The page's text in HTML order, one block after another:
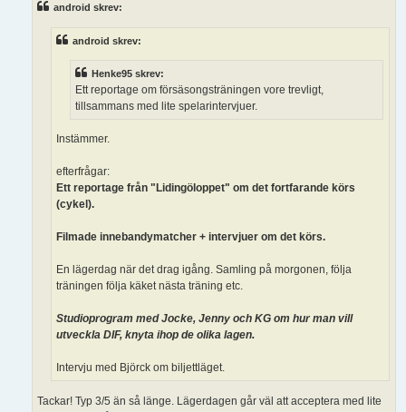
android skrev:
android skrev:
Henke95 skrev:
Ett reportage om försäsongsträningen vore trevligt,
tillsammans med lite spelarintervjuer.
Instämmer.
efterfrågar:
Ett reportage från "Lidingöloppet" om det fortfarande körs
(cykel).
Filmade innebandymatcher + intervjuer om det körs.
En lägerdag när det drag igång. Samling på morgonen, följa
träningen följa käket nästa träning etc.
Studioprogram med Jocke, Jenny och KG om hur man vill
utveckla DIF, knyta ihop de olika lagen.
Intervju med Björck om biljettläget.
Tackar! Typ 3/5 än så länge. Lägerdagen går väl att acceptera med lite